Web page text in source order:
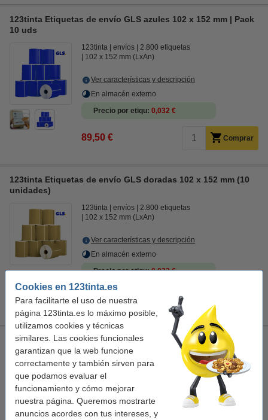
Cookies en 123tinta.es
Para facilitarte el uso de nuestra
página 123tinta.es lo máximo posible,
utilizamos cookies y técnicas
similares. Las cookies funcionales
garantizan que la web funcione
correctamente y también sirven para
que podamos evaluar el
funcionamiento y cómo mejorar
nuestra página. Queremos mostrarte
anuncios acordes con tus intereses, y
123tinta Etiquetas de envío GLS azules 102 x 152 mm | Pack
10 uds
123tinta envíos
2.800 etiquetas
102 x 152 mm (LxAn)
Ver características y descripción
En almacén externo
Precio por etiqu 0,032 €
89,50 € Comprar
123tinta Etiquetas de envío GLS doradas 102 x 152 mm (10
unidades)
123tinta envíos
2.800 etiquetas
102 x 152 mm (LxAn)
Ver características y descripción
En almacén externo
Precio por etiqu 0,032 €
89,50 €
123tinta Etiquetas de envío GLS color rosa 102 x 152 mm |
Pack 10 uds
123tinta envíos
2.800 etiquetas
102 x 152 mm (LxAn)
Ver características y descripción
En almacén externo